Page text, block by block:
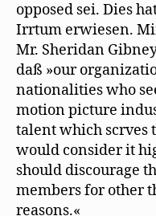
opposed sei. Dies
Irrtum erwiesen.
Mr. Sheridan
daß »our
nationalities who
motion picture
talent which scrves
would consider it
should discourage
members for other
reasons.«